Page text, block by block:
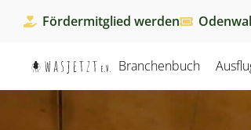
Fördermitglied werden
Branchenbuch